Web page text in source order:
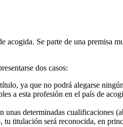
Se parte de una premisa
dos casos:
ya que no podrá alegarse
a esta profesión en el país de
unas determinadas cualificaciones
titulación será reconocida, en